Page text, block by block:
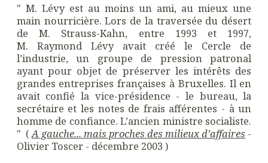
" M. Lévy est au moins un ami, au mieux une
main nourricière. Lors de la traversée du désert
de M. Strauss-Kahn, entre 1993 et 1997,
M. Raymond Lévy avait créé le Cercle de
l’industrie, un groupe de pression patronal
ayant pour objet de préserver les intérêts des
grandes entreprises françaises à Bruxelles. Il en
avait confié la vice-présidence - le bureau, la
secrétaire et les notes de frais afférentes - à un
homme de confiance. L’ancien ministre socialiste.
" (A gauche... mais proches des milieux d’affaires -
Olivier Toscer - décembre 2003 )